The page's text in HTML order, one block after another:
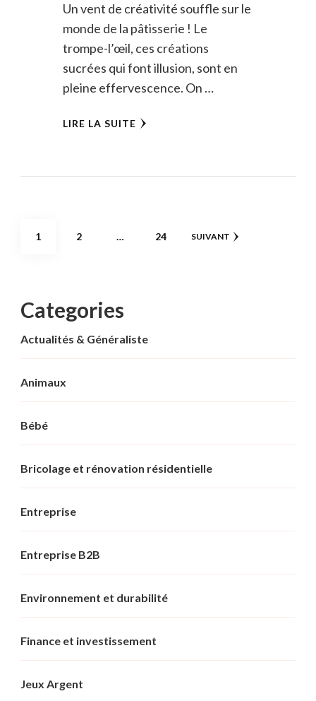
Un vent de créativité souffle sur le
monde de la pâtisserie ! Le
trompe-l’œil, ces créations
sucrées qui font illusion, sont en
pleine effervescence. On …
LIRE LA SUITE
Pagination
PAGE
1 PAGE
2 … PAGE
24 SUIVANT
Categories
Actualités & Généraliste
Animaux
Bébé
Bricolage et rénovation résidentielle
Entreprise
Entreprise B2B
Environnement et durabilité
Finance et investissement
Jeux Argent